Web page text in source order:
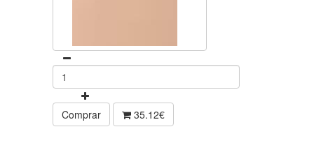
Comprar 35.12€